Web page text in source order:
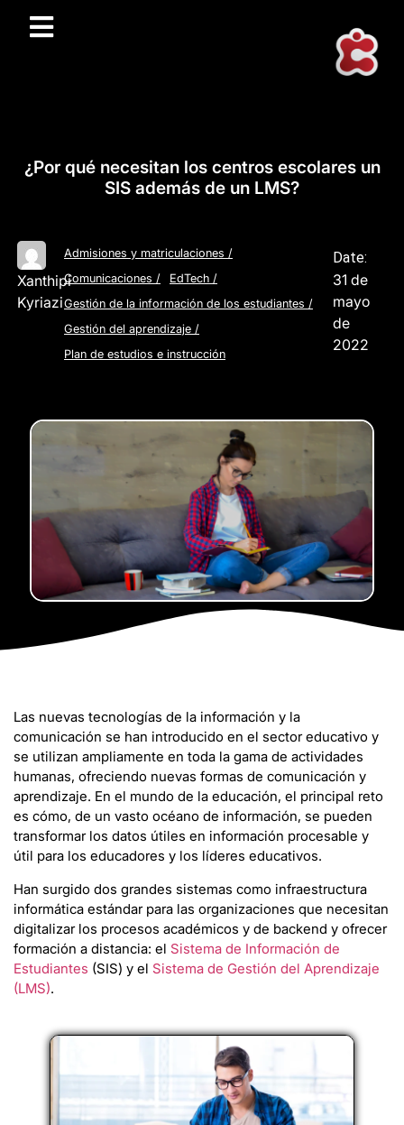
¿Por qué necesitan los centros escolares un
SIS además de un LMS?
Xanthipi
Kyriazi
Admisiones y matriculaciones /
Comunicaciones / EdTech /
Gestión de la información de los estudiantes /
Gestión del aprendizaje /
Plan de estudios e instrucción
Date:
31 de
mayo
de
2022
Las nuevas tecnologías de la información y la
comunicación se han introducido en el sector educativo y
se utilizan ampliamente en toda la gama de actividades
humanas, ofreciendo nuevas formas de comunicación y
aprendizaje. En el mundo de la educación, el principal reto
es cómo, de un vasto océano de información, se pueden
transformar los datos útiles en información procesable y
útil para los educadores y los líderes educativos.
Han surgido dos grandes sistemas como infraestructura
informática estándar para las organizaciones que necesitan
digitalizar los procesos académicos y de backend y ofrecer
formación a distancia: el Sistema de Información de
Estudiantes (SIS) y el Sistema de Gestión del Aprendizaje
(LMS).